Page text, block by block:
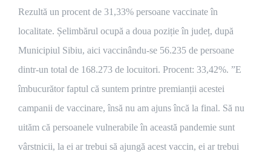
Rezultă un procent de 31,33% persoane vaccinate în
localitate. Șelimbărul ocupă a doua poziție în județ, după
Municipiul Sibiu, aici vaccinându-se 56.235 de persoane
dintr-un total de 168.273 de locuitori. Procent: 33,42%. ”E
îmbucurător faptul că suntem printre premianții acestei
campanii de vaccinare, însă nu am ajuns încă la final. Să nu
uităm că persoanele vulnerabile în această pandemie sunt
vârstnicii, la ei ar trebui să ajungă acest vaccin, ei ar trebui